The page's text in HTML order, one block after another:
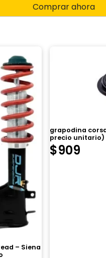
Comprar ahora
– Siena
grapodina
precio unitario)
$909